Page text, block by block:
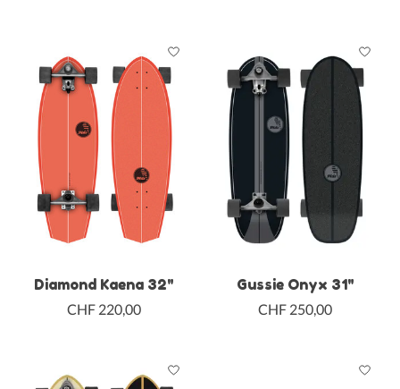
Diamond Kaena 32"
CHF 220,00
Gussie Onyx 31"
CHF 250,00